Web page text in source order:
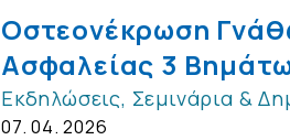
Οστεονέκρωση
Ασφαλείας 3
Εκδηλώσεις, Σεμινάρια &
07. 04. 2026